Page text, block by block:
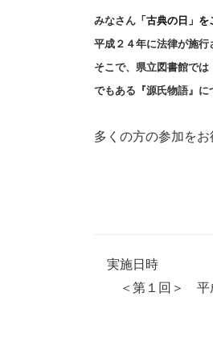
みなさん 「古典の日」を
平成２４年に法律が施行
そこで、県立図書館で
でもある『源氏物語』に
多くの方の参加を
実施日時
＜第１回＞ 平成